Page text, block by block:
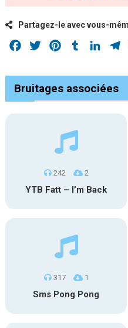
Partagez-le avec vous-
Facebook
Twitter PinterestTumblr
Bruitages associées
242 2
YTB Fatt – I’m Back
317 1
Sms Pong Pong